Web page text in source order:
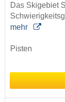
Das Skigebiet
mehr
Pisten